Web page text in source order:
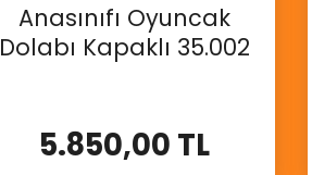
Anasınıfı Oyuncak
Dolabı Kapaklı 35.002
5.850,00 TL
İncele